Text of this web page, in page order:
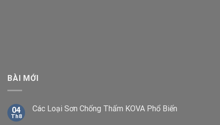
BÀI MỚI
04
Th8
Các Loại Sơn Chống Thấm KOVA Phổ Biến